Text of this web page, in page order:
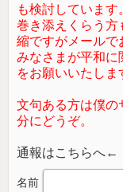
も検討しています
巻き添えくらう方
縮ですがメールで
みなさまが平和に
をお願いいたしま
文句ある方は僕の
分にどうぞ。
通報はこちらへ←
名前